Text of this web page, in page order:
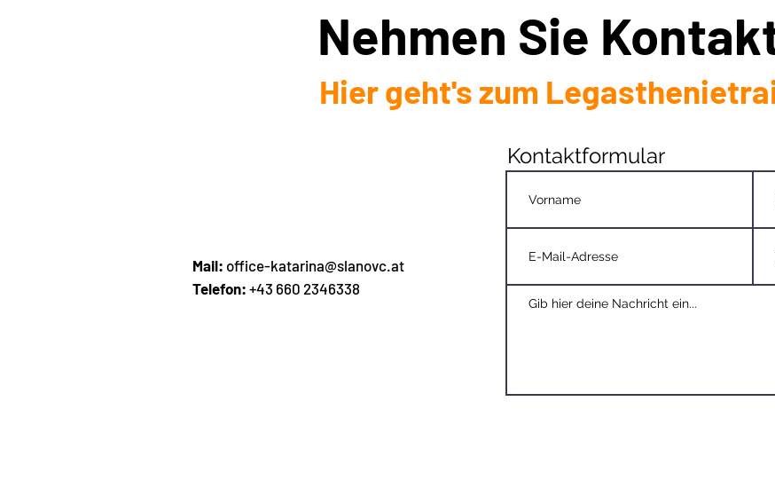
Nehmen Sie
Hier geht's zum
Mail: office-katarina@slanovc.at
Telefon: +43 660 2346338
Kontaktformular